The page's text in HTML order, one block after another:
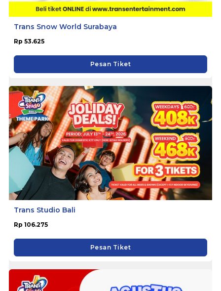
Trans Snow World Surabaya
Rp 53.625
Pesan Tiket
Trans Studio Bali
Rp 106.275
Pesan Tiket